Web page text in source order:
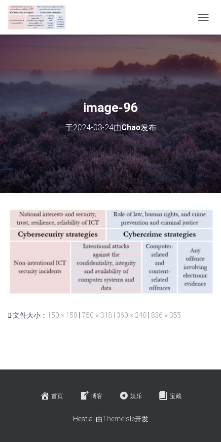
换
image-96
于2024-03-24由Chao发布
文件大小： 150 × 150 750 × 318 360 × 240 836 × 355
首页 博客 娱乐 宝藏
Hestia |由ThemeIsle开发